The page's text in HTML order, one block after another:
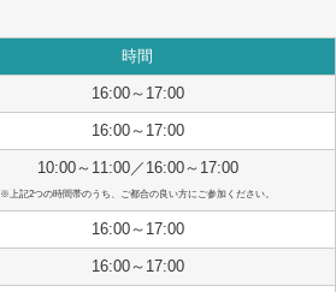
時間
16:00～17:00
16:00～17:00
10:00～11:00／16:00～17:00
※上記2つの時間帯のうち、ご都合の良い方にご参加ください。
16:00～17:00
16:00～17:00